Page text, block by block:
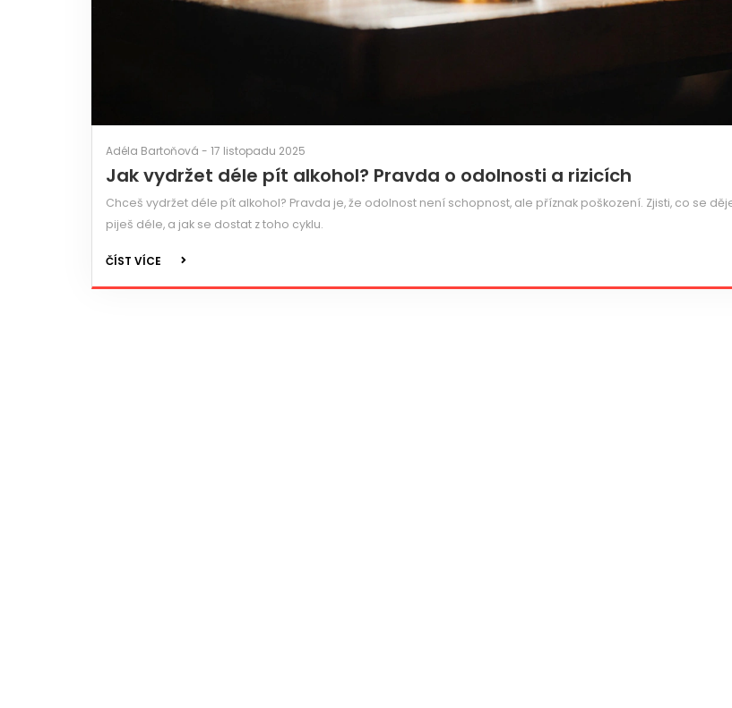
Adéla Bartoňová - 17 listopadu 2025
Jak vydržet déle pít alkohol? Pravda o odolnosti a rizicích
Chceš vydržet déle pít alkohol? Pravda je, že odolnost není schopnost, ale příznak poškození. Zjisti, co se
piješ déle, a jak se dostat z toho cyklu.
ČÍST VÍCE